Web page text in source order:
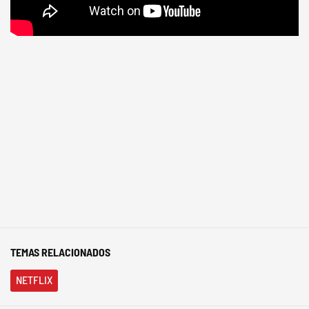
TEMAS RELACIONADOS
NETFLIX